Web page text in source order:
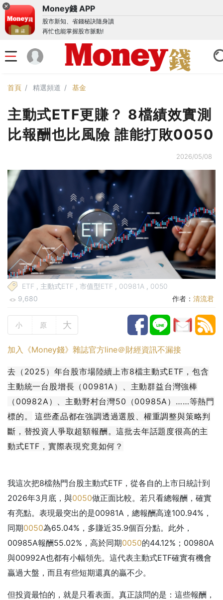
Money錢 APP
股市新知、省錢秘訣隨身讀
再忙也能掌握股市脈動!
首頁 精選頻道 基金
主動式ETF更賺？ 8檔績效實測
比報酬也比風險 誰能打敗0050
2026/05/08
ETF , 主動式ETF , 市值型ETF , 00981A , 0050
9,680
作者： 清流君
小 原 大
加入《Money錢》雜誌官方line＠財經資訊不漏接
去（2025）年台股市場陸續上市8檔主動式ETF，包含
主動統一台股增長（00981A）、主動群益台灣強棒
（00982A）、主動野村台灣50（00985A）……等熱門
標的。
這些產品都在強調透過選股、權重調整與策略判
斷，替投資人爭取超額報酬。這批去年話題度很高的主
動式ETF，實際表現究竟如何？
我這次把8檔熱門台股主動式ETF，從各自的上市日統計到
2026年3月底，與0050做正面比較。若只看總報酬，確實
有亮點。表現最突出的是00981A，總報酬高達100.94%，
同期0050為65.04%，多賺近35.9個百分點。此外，
00985A報酬55.02%，高於同期0050的44.12%；00980A
與00992A也都有小幅領先。這代表主動式ETF確實有機會
贏過大盤，而且有些短期還真的贏不少。
但投資最怕的，就是只看表面。真正該問的是：這些報酬，